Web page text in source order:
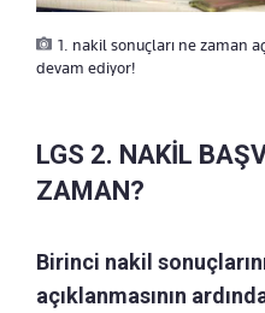
1. nakil sonuçları ne zaman
devam ediyor!
LGS 2. NAKİL
ZAMAN?
Birinci nakil
açıklanmasının